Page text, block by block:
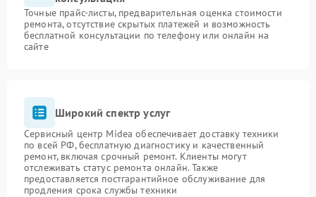
Точные прайс-листы, предварительная оценка стоимости
ремонта, отсутствие скрытых платежей и возможность
бесплатной консультации по телефону или онлайн на
сайте
Широкий спектр услуг
Сервисный центр Midea обеспечивает доставку техники
по всей РФ, бесплатную диагностику и качественный
ремонт, включая срочный ремонт. Клиенты могут
отслеживать статус ремонта онлайн. Также
предоставляется постгарантийное обслуживание для
продления срока службы техники